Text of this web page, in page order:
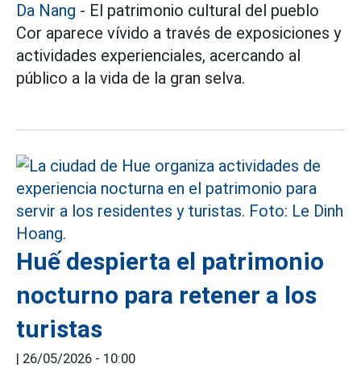
Da Nang - El patrimonio cultural del pueblo
Cor aparece vívido a través de exposiciones y
actividades experienciales, acercando al
público a la vida de la gran selva.
Huế despierta el patrimonio
nocturno para retener a los
turistas
26/05/2026 - 10:00